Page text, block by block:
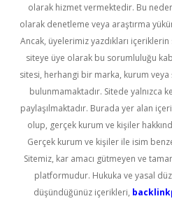
olarak hizmet vermektedir. Bu
olarak denetleme veya araştırma
Ancak, üyelerimiz yazdıkları
siteye üye olarak bu sorumluluğu
sitesi, herhangi bir marka, kurum veya
bulunmamaktadır. Sitede yalnızca
paylaşılmaktadır. Burada yer alan
olup, gerçek kurum ve kişiler
Gerçek kurum ve kişiler ile isim
Sitemiz, kar amacı gütmeyen ve
platformudur. Hukuka ve yasal
düşündüğünüz içerikleri,